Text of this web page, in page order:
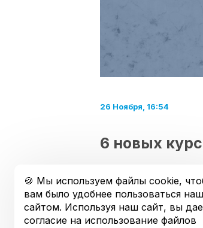
26 Ноября, 16:54
6 новых
Продолжаем
каждому из них за
🍪 Мы используем файлы cookie,
вам было удобнее пользоваться
сайтом. Используя наш сайт, вы
согласие на использование файлов